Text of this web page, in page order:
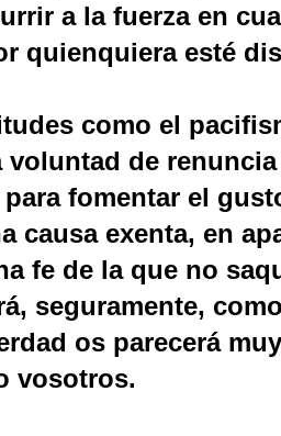
a la fuerza en
quienquiera esté
como el
voluntad de
fomentar el
causa exenta, en
fe de la que no
seguramente,
os parecerá
vosotros.